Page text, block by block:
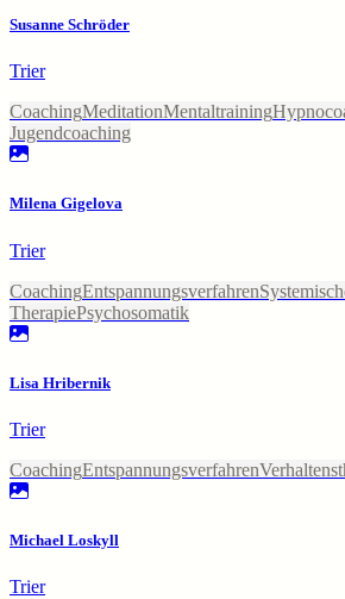
Susanne Schröder
Trier
CoachingMeditationMentaltraining
Jugendcoaching
Milena Gigelova
Trier
CoachingEntspannungsverfahren
TherapiePsychosomatik
Lisa Hribernik
Trier
CoachingEntspannungsverfahren
Michael Loskyll
Trier